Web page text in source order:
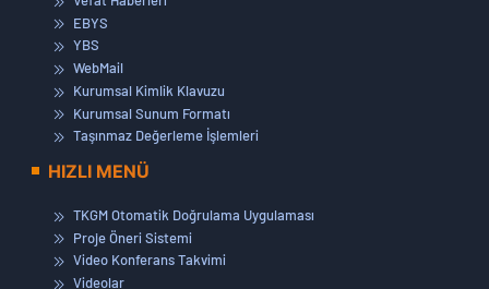
EBYS
YBS
WebMail
Kurumsal Kimlik Klavuzu
Kurumsal Sunum Formatı
Taşınmaz Değerleme İşlemleri
HIZLI MENÜ
TKGM Otomatik Doğrulama Uygulaması
Proje Öneri Sistemi
Video Konferans Takvimi
Videolar